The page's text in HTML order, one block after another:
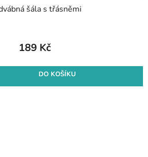
šála s třásněmi
189 Kč
DO KOŠÍKU